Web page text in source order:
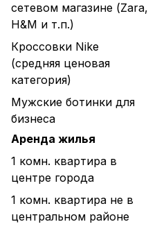
сетевом магазине (Zara,
H&M и т.п.)
Кроссовки Nike
(средняя ценовая
категория)
Мужские ботинки для
бизнеса
Аренда жилья
1 комн. квартира в
центре города
1 комн. квартира не в
центральном районе